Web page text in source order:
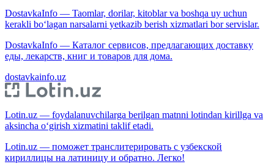
DostavkaInfo — Taomlar, dorilar, kitoblar va boshqa uy uchun
kerakli bo‘lagan narsalarni yetkazib berish xizmatlari bor servislar.
DostavkaInfo — Каталог сервисов, предлагающих доставку
еды, лекарств, книг и товаров для дома.
dostavkainfo.uz
Lotin.uz — foydalanuvchilarga berilgan matnni lotindan kirillga va
aksincha o‘girish xizmatini taklif etadi.
Lotin.uz — поможет транслитерировать с узбекской
кириллицы на латиницу и обратно. Легко!